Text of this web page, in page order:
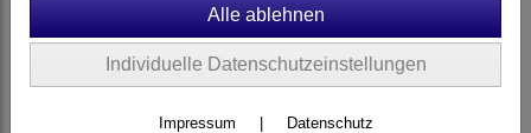
Individuelle Datenschutzeinstellungen
Impressum Datenschutz